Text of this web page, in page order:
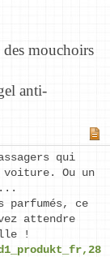
mouchoirs
anti-
qui
Ou un
parfumés, ce
attendre
!